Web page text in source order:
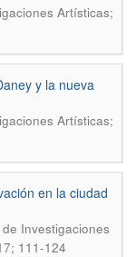
Artísticas;
y la nueva
Artísticas;
en la ciudad
Investigaciones
111-124